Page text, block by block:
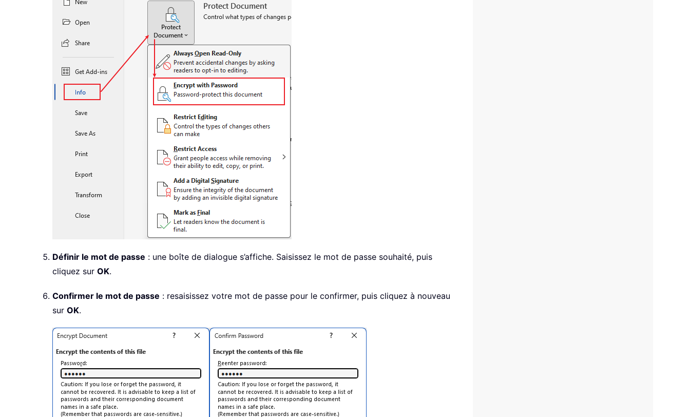
Définir le mot de passe : une boîte de dialogue s’affiche. Saisissez le mot de passe souhaité, puis
cliquez sur OK.
Confirmer le mot de passe : resaisissez votre mot de passe pour le confirmer, puis cliquez à nouveau
sur OK.